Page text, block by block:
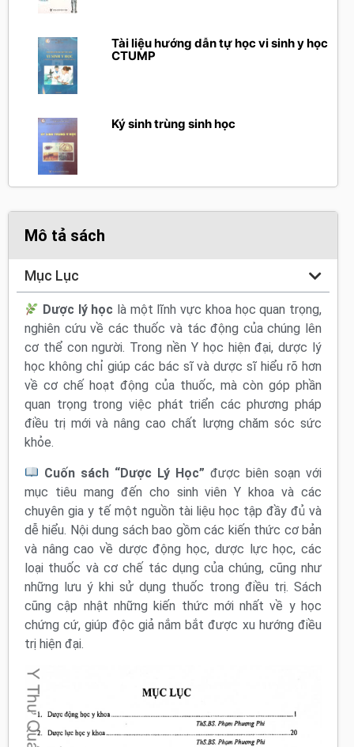
Tài liệu hướng dẫn tự học vi sinh y học
CTUMP
Ký sinh trùng sinh học
Mô tả sách
Mục Lục
Dược lý học là một lĩnh vực khoa học quan trọng,
nghiên cứu về các thuốc và tác động của chúng lên
cơ thể con người. Trong nền Y học hiện đại, dược lý
học không chỉ giúp các bác sĩ và dược sĩ hiểu rõ hơn
về cơ chế hoạt động của thuốc, mà còn góp phần
quan trọng trong việc phát triển các phương pháp
điều trị mới và nâng cao chất lượng chăm sóc sức
khỏe.
Cuốn sách “Dược Lý Học” được biên soạn với
mục tiêu mang đến cho sinh viên Y khoa và các
chuyên gia y tế một nguồn tài liệu học tập đầy đủ và
dễ hiểu. Nội dung sách bao gồm các kiến thức cơ bản
và nâng cao về dược động học, dược lực học, các
loại thuốc và cơ chế tác dụng của chúng, cũng như
những lưu ý khi sử dụng thuốc trong điều trị. Sách
cũng cập nhật những kiến thức mới nhất về y học
chứng cứ, giúp độc giả nắm bắt được xu hướng điều
trị hiện đại.